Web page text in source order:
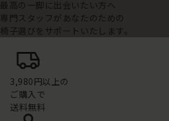
最高の一脚に出会いたい方へ
専門スタッフがあなたのための
椅子選びをサポートいたします。
3,980円以上の
ご購入で
送料無料